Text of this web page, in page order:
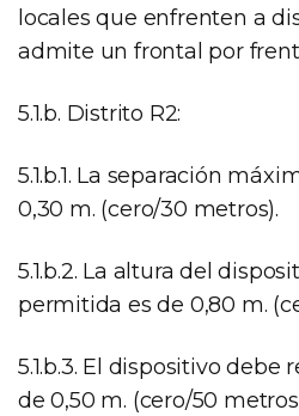
locales que enfrenten a
admite un frontal por
5.1.b. Distrito R2:
5.1.b.1. La separación
0,30 m. (cero/30 metros).
5.1.b.2. La altura del
permitida es de 0,80 m.
5.1.b.3. El dispositivo debe
de 0,50 m. (cero/50